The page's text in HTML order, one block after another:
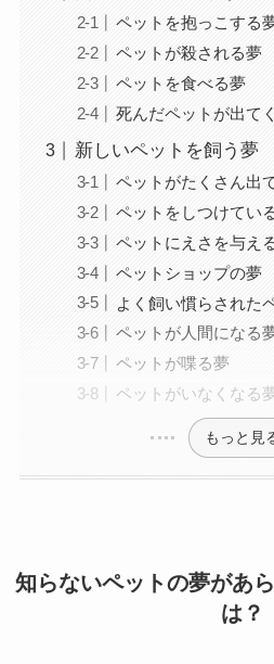
ペットを抱っこする
ペットが殺される夢
ペットを食べる夢
死んだペットが出て
新しいペットを飼う夢
ペットがたくさん出
ペットをしつけてい
ペットにえさを与え
ペットショップの夢
よく飼い慣らされた
ペットが人間になる
ペットが喋る夢
ペットがいなくなる
もっと見
知らないペットの夢があ
は？